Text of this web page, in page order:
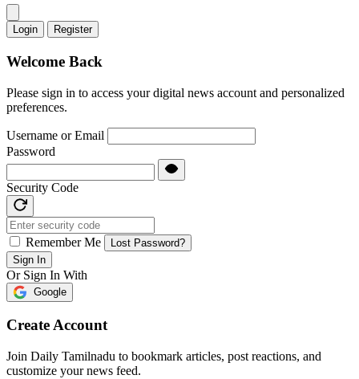
Login Register
Welcome Back
Please sign in to access your digital news account and personalized
preferences.
Username or Email
Password
Security Code
Remember Me
Lost Password?
Sign In
Or Sign In With
Google
Create Account
Join Daily Tamilnadu to bookmark articles, post reactions, and
customize your news feed.